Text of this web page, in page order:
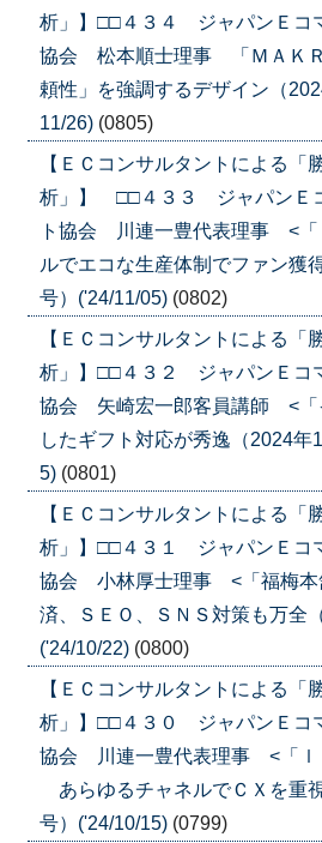
析」】□□４３４ ジャパンＥコ
協会 松本順士理事 「ＭＡＫ
頼性」を強調するデザイン（
11/26) (0805)
【ＥＣコンサルタントによる「
析」】 □□４３３ ジャパンＥ
ト協会 川連一豊代表理事 <
ルでエコな生産体制でファン獲
号）('24/11/05) (0802)
【ＥＣコンサルタントによる「
析」】□□４３２ ジャパンＥコ
協会 矢崎宏一郎客員講師 <
したギフト対応が秀逸（2024年
5) (0801)
【ＥＣコンサルタントによる「
析」】□□４３１ ジャパンＥコ
協会 小林厚士理事 <「福梅
済、ＳＥＯ、ＳＮＳ対策も万全
('24/10/22) (0800)
【ＥＣコンサルタントによる「
析」】□□４３０ ジャパンＥコ
協会 川連一豊代表理事 <「ｌ
あらゆるチャネルでＣＸを重
号）('24/10/15) (0799)